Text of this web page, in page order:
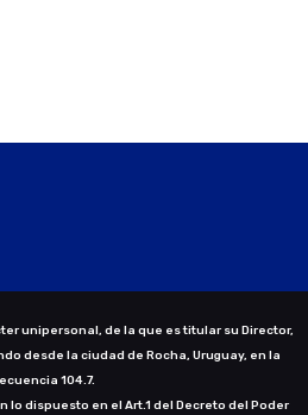
unipersonal, de la que es titular su Director,
desde la ciudad de Rocha, Uruguay, en la
104.7.
lo dispuesto en el Art.1 del Decreto del Poder